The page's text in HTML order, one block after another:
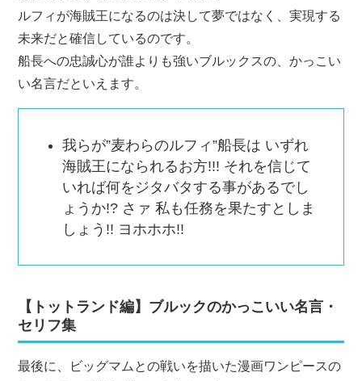
ルフィが海賊王になるのは決して夢ではなく、実現する
未来だと確信しているのです。
船長への忠誠心が誰よりも強いブルックスの、かっこい
い名言だといえます。
我らが”麦わらのルフィ”船長は いずれ
海賊王になられるお方!!! それを信じて
いれば何をジタバタする事があるでし
ょうか!? さァ 私も任務を果たすとしま
しょう!! ヨホホホ!!
【トットランド編】ブルックのかっこいい名言・
セリフ集
最後に、ビッグマムとの戦いを描いた漫画ワンピースの